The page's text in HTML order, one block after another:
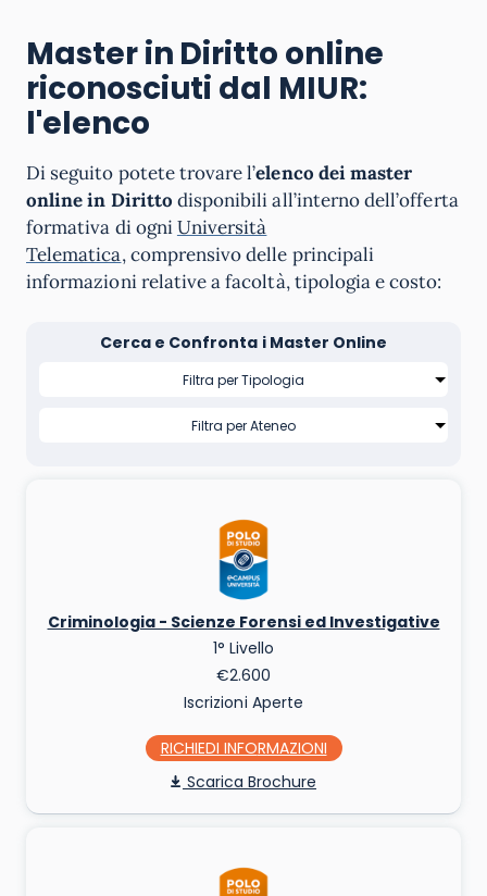
Master in Diritto online
riconosciuti dal MIUR:
l'elenco
Di seguito potete trovare l’elenco dei master
online in Diritto disponibili all’interno dell’offerta
formativa di ogniUniversità
Telematica, comprensivo delle principali
informazioni relative a facoltà, tipologia e costo:
Cerca e Confronta i Master Online
Criminologia - Scienze Forensi ed Investigative
1° Livello
€2.600
Iscrizioni Aperte
RICHIEDI INFO
Scarica Brochure